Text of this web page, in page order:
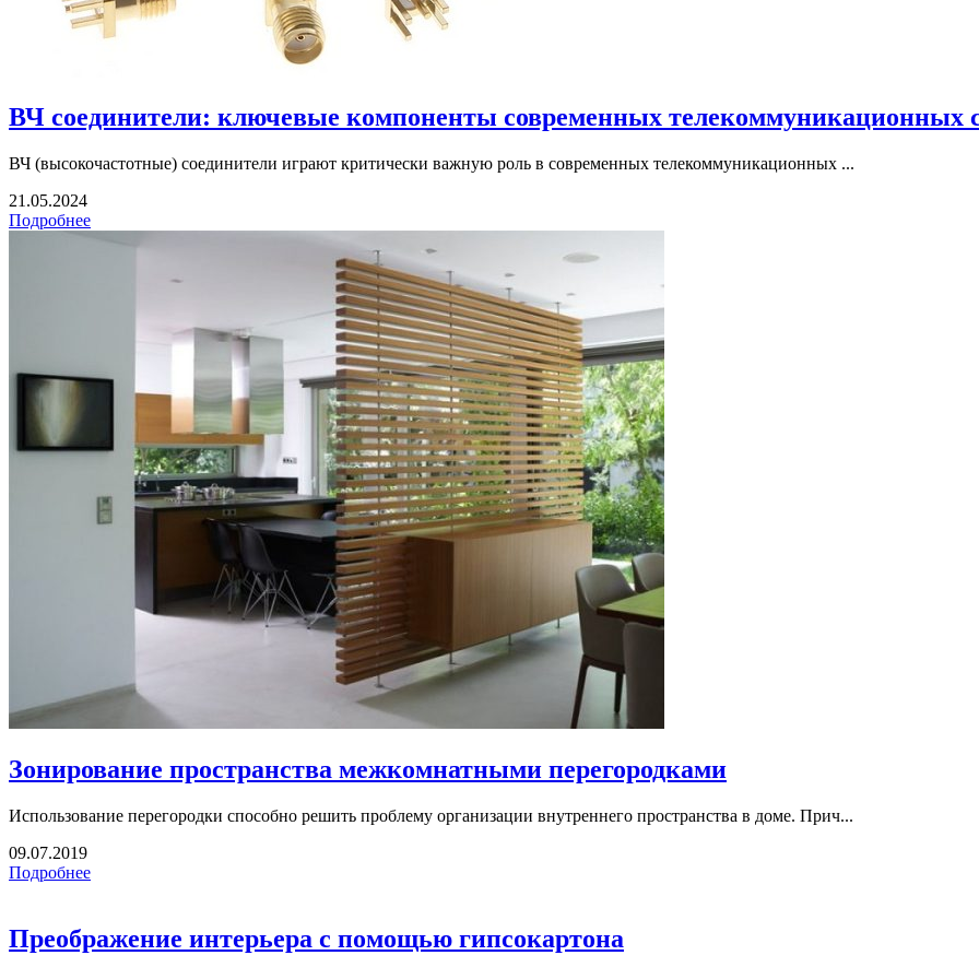
ВЧ соединители: ключевые компоненты современных телекоммуникационных
ВЧ (высокочастотные) соединители играют критически важную роль в современных телекоммуникационных ...
21.05.2024
Подробнее
Зонирование пространства межкомнатными перегородками
Использование перегородки способно решить проблему организации внутреннего пространства в доме. Прич...
09.07.2019
Подробнее
Преображение интерьера с помощью гипсокартона